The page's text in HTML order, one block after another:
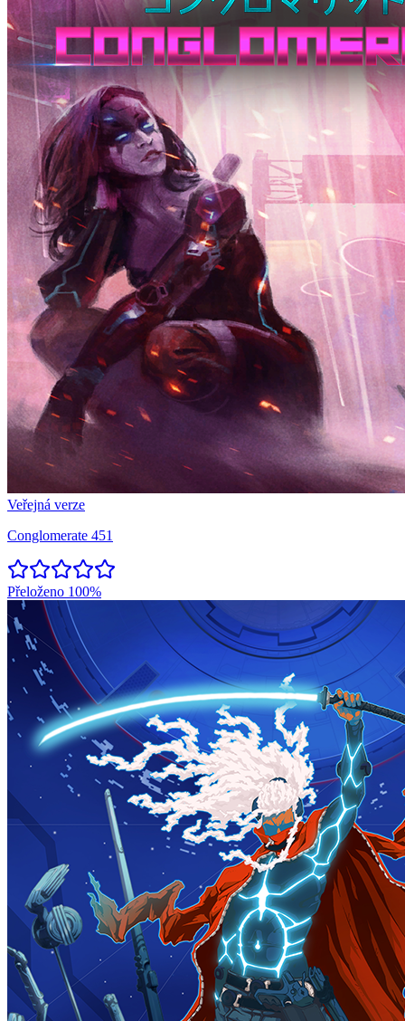
Veřejná verze
Conglomerate 451
Přeloženo 100%